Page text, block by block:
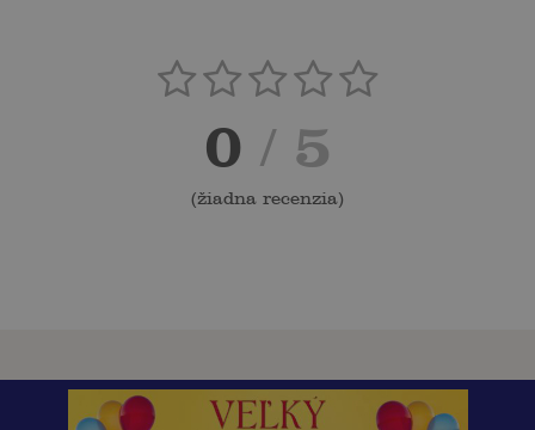
0 / 5
(žiadna recenzia)